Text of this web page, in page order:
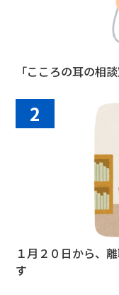
「こころの耳の相
2
１月２０日から、
す